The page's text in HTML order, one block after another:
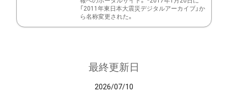
「2011年東日本大震災デジタルアーカイブ」か
ら名称変更された。
最終更新日
2026/07/10